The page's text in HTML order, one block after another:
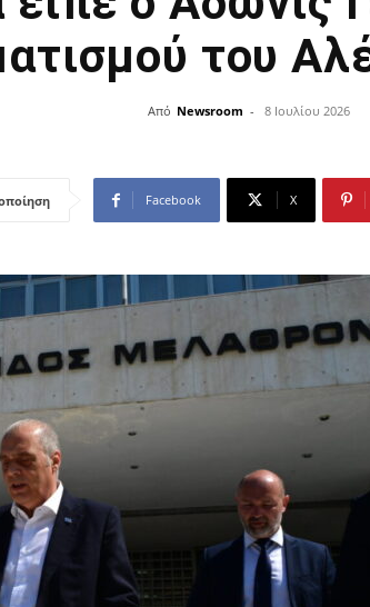
του
Από Newsroom - 8 Ιουλίου 2026
Facebook X